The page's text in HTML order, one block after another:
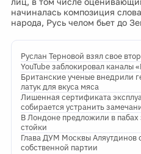
начиналась композиция
народа, Русь челом бьет до
Руслан Терновой взял свое
YouTube заблокировал каналы
Британские ученые внедрили
латук для вкуса мяса
Лишенная сертификата
собирается устранить
В Лондоне предложили в пабах
стойки
Глава ДУМ Москвы Аляутдинов
собственной партии